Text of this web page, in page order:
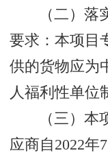
（二）
要求：本项目
供的货物应为
人福利性单位
（三）
应商自2022年